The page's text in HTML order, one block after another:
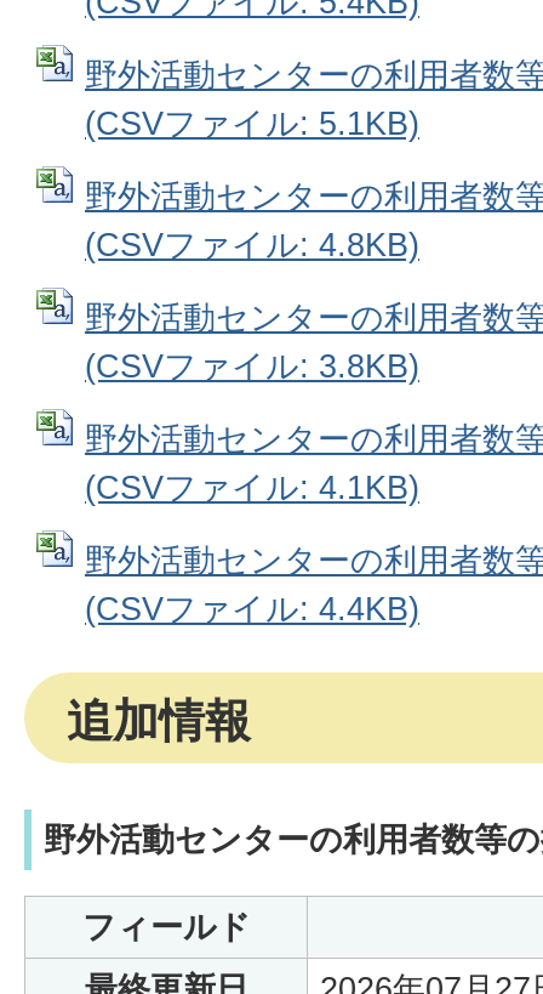
野外活動センターの利用者数
(CSVファイル: 5.1KB)
野外活動センターの利用者数
(CSVファイル: 4.8KB)
野外活動センターの利用者数
(CSVファイル: 3.8KB)
野外活動センターの利用者数
(CSVファイル: 4.1KB)
野外活動センターの利用者数
(CSVファイル: 4.4KB)
追加情報
野外活動センターの利用者数等
フィールド